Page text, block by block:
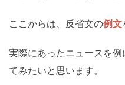
ここからは、反省文の例文
実際にあったニュースを
てみたいと思います。